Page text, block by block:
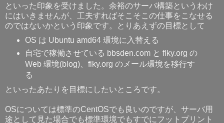
といった印象を受けました。余裕のサーバ構築というわけ
にはいきませんが、工夫すればそこそこの仕事をこなせる
のではないかという印象です。とりあえずの目標として
OS は Ubuntu amd64 環境に入替える
自宅で稼働させている bbsden.com と flky.org の
Web 環境(blog)、flky.org のメール環境を移行す
る
といったあたりを目標にしたいところです。
OSについては標準のCentOSでも良いのですが、サーバ用
途として見た場合でも標準環境でもすでにフットプリント